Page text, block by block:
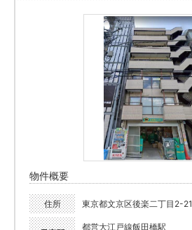
物件概要
住所 東京都文京区後楽二丁目2-21
都営大江戸線飯田橋駅